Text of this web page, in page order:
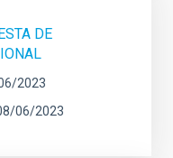
DE
2023
06/2023